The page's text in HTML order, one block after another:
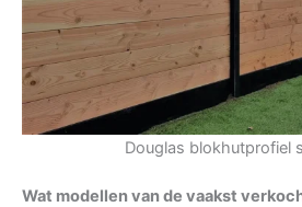
Douglas blokhutprofiel
Wat modellen van de vaakst